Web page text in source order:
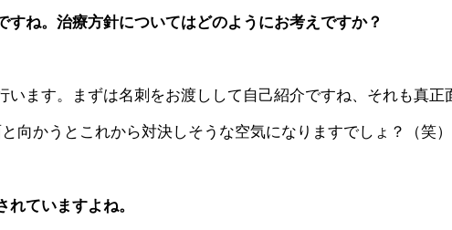
ね。治療方針についてはどのようにお考えですか？
ます。まずは名刺をお渡しして自己紹介ですね、それも真正
向かうとこれから対決しそうな空気になりますでしょ？（笑
ていますよね。